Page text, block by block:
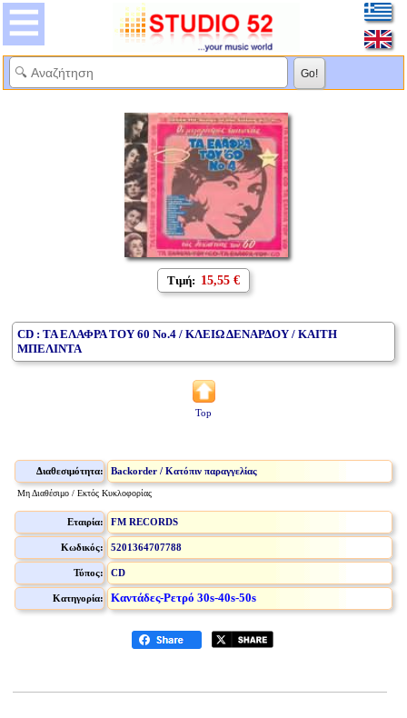
Τιμή: 15,55 €
CD : ΤΑ ΕΛΑΦΡΑ ΤΟΥ 60 Νο.4 / ΚΛΕΙΩ ΔΕΝΑΡΔΟΥ / ΚΑΙΤΗ
ΜΠΕΛΙΝΤΑ
Top
Διαθεσιμότητα: Backorder / Κατόπιν παραγγελίας
Μη Διαθέσιμο / Εκτός Κυκλοφορίας
Εταιρία: FM RECORDS
Κωδικός: 5201364707788
Τύπος: CD
Κατηγορία: Καντάδες-Ρετρό 30s-40s-50s